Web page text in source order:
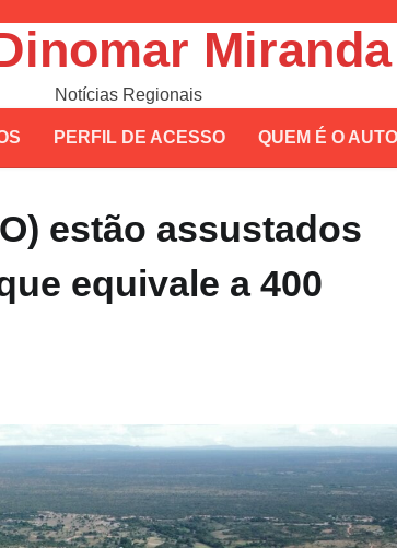
Miranda
Notícias Regionais
PERFIL DE ACESSO QUEM É O
estão assustados
equivale a 400